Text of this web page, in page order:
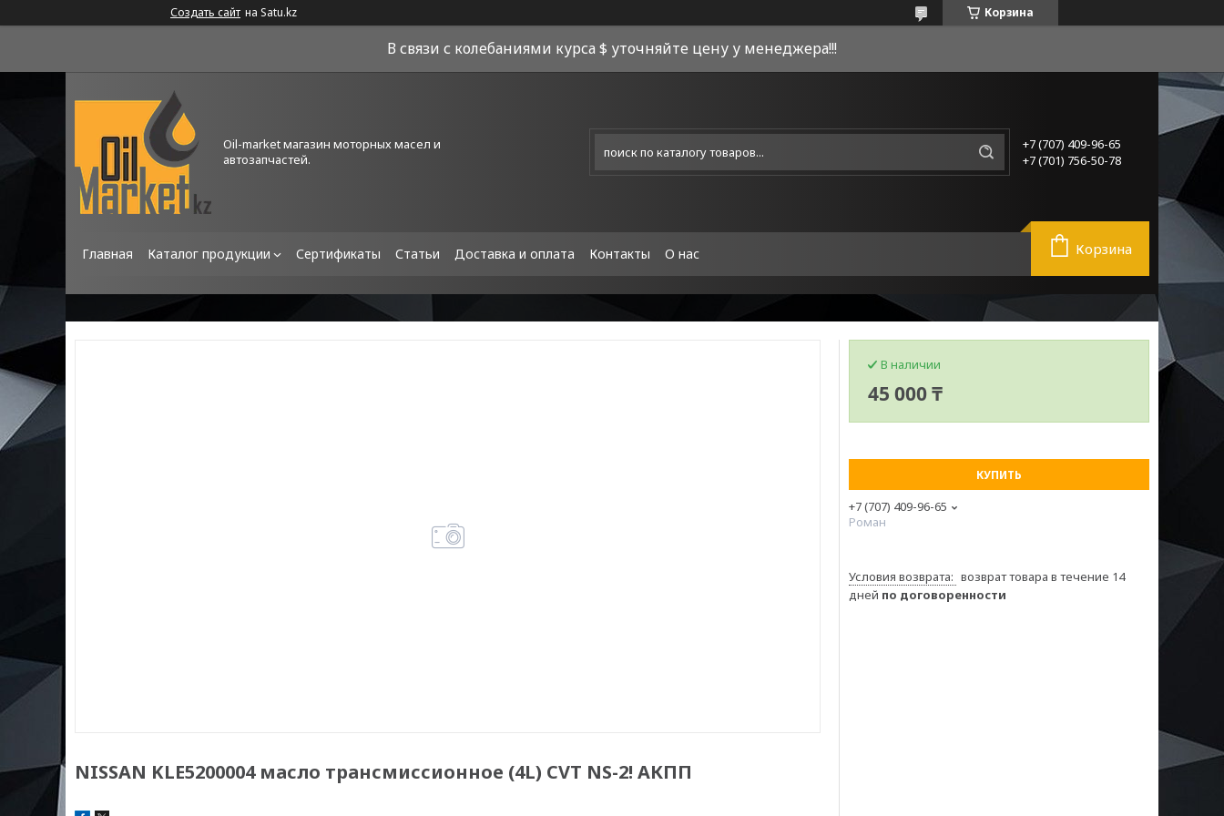
Создать сайт на Satu.kz Корзина
В связи с колебаниями курса $ уточняйте цену у менеджера!!!
Oil-market магазин моторных масел и
автозапчастей.
+7 (707) 409-96-65
+7 (701) 756-50-78
Главная Каталог продукции Сертификаты Статьи Доставка и оплата Контакты О нас Корзина
NISSAN KLE5200004 масло трансмиссионное (4L) CVT NS-2! АКПП
В наличии
45 000 ₸
КУПИТЬ
+7 (707) 409-96-65
Роман
возврат товара в течение 14
дней по договоренности